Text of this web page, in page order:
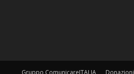
Gruppo ComunicareITALIA Donazioni